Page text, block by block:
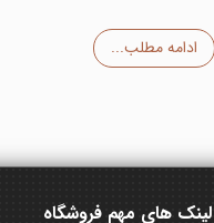
ادامه مطلب...
لینک های مهم فروشگاه